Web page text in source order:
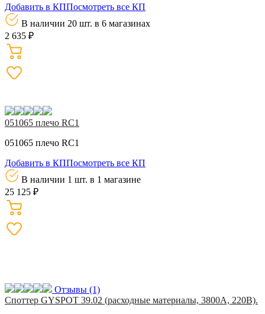
Добавить в КППосмотреть все КП
В наличии 20 шт. в 6 магазинах
2 635 ₽
051065 плечо RC1
051065 плечо RC1
Добавить в КППосмотреть все КП
В наличии 1 шт. в 1 магазине
25 125 ₽
Отзывы (1)
Споттер GYSPOT 39.02 (расходные материалы, 3800А, 220В).